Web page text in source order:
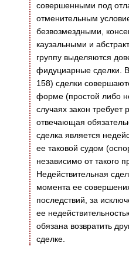
совершенными под
отменительным
безвозмездными,
каузальными и
группу выделяются
фидуциарные сделки. В
158) сделки
форме (простой либо
случаях закон требует
отвечающая
сделка является
ее таковой судом
независимо от такого
Недействительная
момента ее
последствий, за
ее
обязана возвратить
сделке.